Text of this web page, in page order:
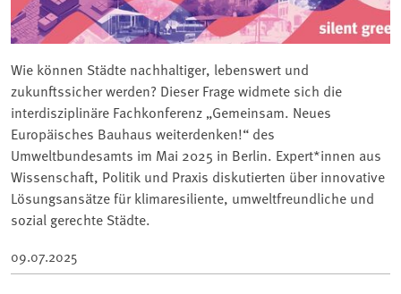
Wie können Städte nachhaltiger, lebenswert und
zukunftssicher werden? Dieser Frage widmete sich die
interdisziplinäre Fachkonferenz „Gemeinsam. Neues
Europäisches Bauhaus weiterdenken!“ des
Umweltbundesamts im Mai 2025 in Berlin. Expert*innen aus
Wissenschaft, Politik und Praxis diskutierten über innovative
Lösungsansätze für klimaresiliente, umweltfreundliche und
sozial gerechte Städte.
09.07.2025